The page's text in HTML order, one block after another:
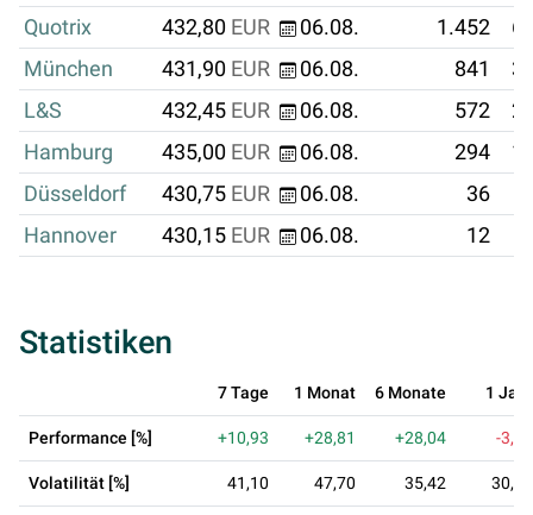
Quotrix
432,80 EUR 06.08. 1.452
München
431,90 EUR 06.08. 841
L&S
432,45 EUR 06.08. 572
Hamburg
435,00 EUR 06.08. 294
Düsseldorf
430,75 EUR 06.08. 36
Hannover
430,15 EUR 06.08. 12
Statistiken
7 Tage 1 Monat 6 Monate 1 Jahr
Performance [%] +10,93 +28,81 +28,04 -3,35
Volatilität [%] 41,10 47,70 35,42 30,91